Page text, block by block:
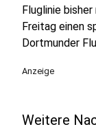
Fluglinie
Freitag einen
Dortmunder
Anzeige
Weitere